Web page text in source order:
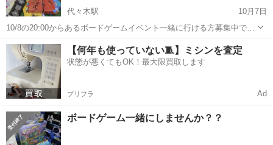
代々木駅
10月7日
10/8の20:00からあるボードゲームイベント一緒に行ける方募集中で
す！
東京 新宿区 代々木駅 その他 ボード
【何年も使っていない🧵】ミシンを査定
状態が悪くてもOK！最大限買取します
プリフラ Ad
ボードゲーム一緒にしませんか？？